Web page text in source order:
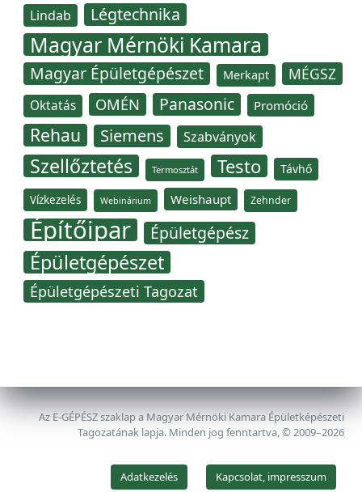
Lindab Légtechnika
Magyar Mérnöki Kamara
Magyar Épületgépészet Merkapt MÉGSZ
Oktatás OMÉN Panasonic Promóció
Rehau Siemens Szabványok
Szellőztetés Termosztát Testo Távhő
Vízkezelés Webinárium Weishaupt Zehnder
Építőipar Épületgépész
Épületgépészet
Épületgépészeti Tagozat
Az E-GÉPÉSZ szaklap a Magyar Mérnöki Kamara Épületképészeti
Tagozatának lapja. Minden jog fenntartva, © 2009–2026
Adatkezelés Kapcsolat, impresszum